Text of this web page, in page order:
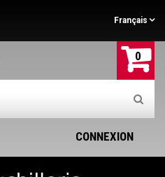
Français
0
CONNEXION